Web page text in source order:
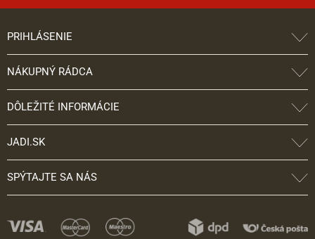
PRIHLÁSENIE
NÁKUPNÝ RÁDCA
DÔLEŽITÉ INFORMÁCIE
JADI.SK
SPÝTAJTE SA NÁS